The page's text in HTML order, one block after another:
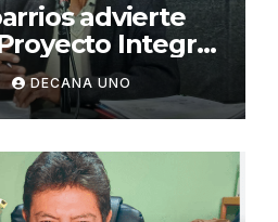
advierte
Integral
para
DECANA UNO